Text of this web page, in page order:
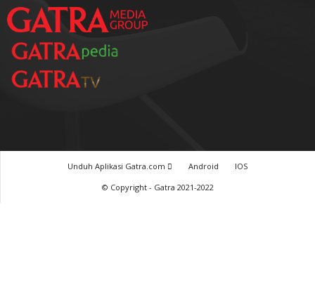
Unduh Aplikasi Gatra.com Android
IOS
© Copyright - Gatra 2021-2022